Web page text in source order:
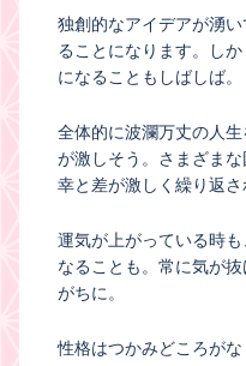
独創的なアイデアが湧
ることになります。し
になることもしばしば。
全体的に波瀾万丈の人
が激しそう。さまざま
幸と差が激しく繰り返さ
運気が上がっている時
なることも。常に気が
がちに。
性格はつかみどころが